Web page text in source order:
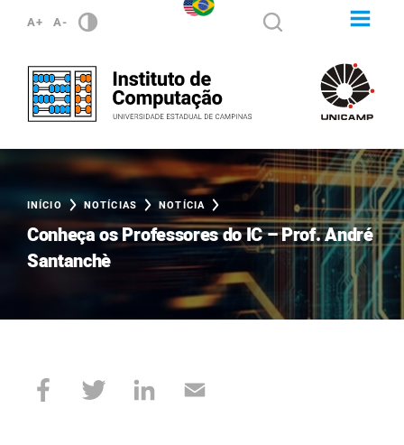
A+ A-
INÍCIO NOTÍCIAS NOTÍCIA
Conheça os Professores do IC – Prof. André
Santanchè